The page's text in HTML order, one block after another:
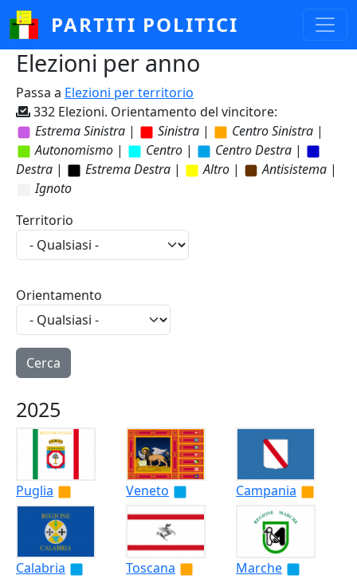
Salta al contenuto principale
PARTITI POLITICI
Elezioni per anno
Passa a Elezioni per territorio
332 Elezioni. Orientamento del vincitore:
Estrema Sinistra | Sinistra | Centro Sinistra |
Autonomismo | Centro | Centro Destra |
Destra | Estrema Destra | Altro | Antisistema |
Ignoto
Territorio
Orientamento
2025
Puglia Veneto Campania
Calabria Toscana Marche